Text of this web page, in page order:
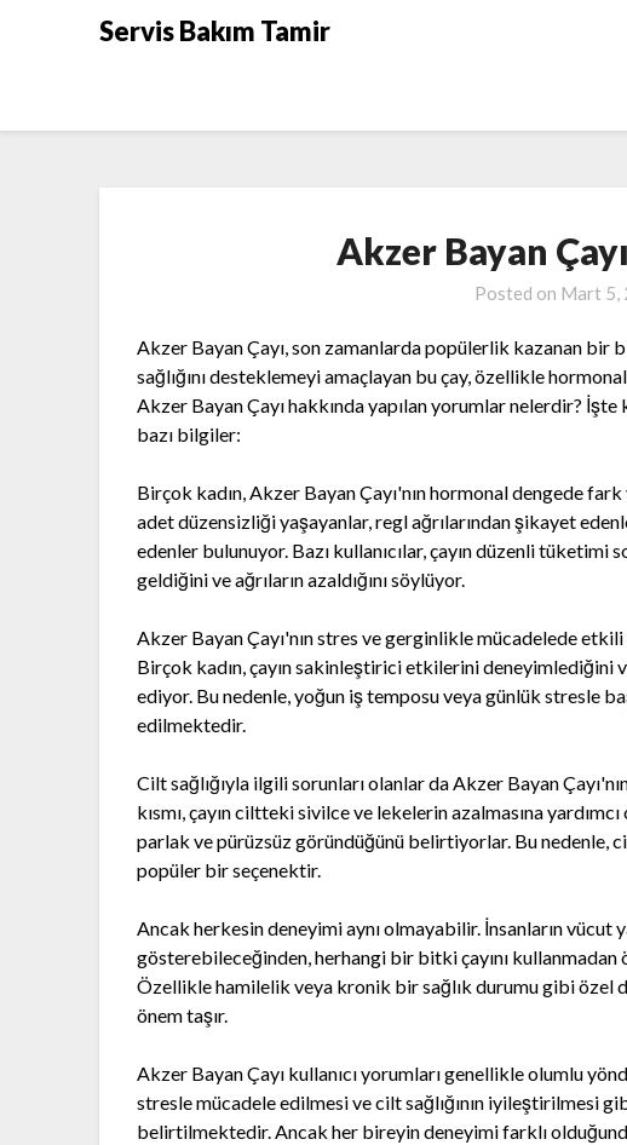
Servis Bakım Tamir
Akzer Bayan
Posted on Mart 5,
Akzer Bayan Çayı, son zamanlarda popülerlik kazanan bir
sağlığını desteklemeyi amaçlayan bu çay, özellikle
Akzer Bayan Çayı hakkında yapılan yorumlar nelerdir?
bazı bilgiler:
Birçok kadın, Akzer Bayan Çayı'nın hormonal dengede
adet düzensizliği yaşayanlar, regl ağrılarından şikayet
edenler bulunuyor. Bazı kullanıcılar, çayın düzenli tüketimi
geldiğini ve ağrıların azaldığını söylüyor.
Akzer Bayan Çayı'nın stres ve gerginlikle mücadelede
Birçok kadın, çayın sakinleştirici etkilerini
ediyor. Bu nedenle, yoğun iş temposu veya günlük stresle
edilmektedir.
Cilt sağlığıyla ilgili sorunları olanlar da Akzer Bayan
kısmı, çayın ciltteki sivilce ve lekelerin azalmasına
parlak ve pürüzsüz göründüğünü belirtiyorlar. Bu nedenle,
popüler bir seçenektir.
Ancak herkesin deneyimi aynı olmayabilir. İnsanların vücut
gösterebileceğinden, herhangi bir bitki çayını kullanmadan
Özellikle hamilelik veya kronik bir sağlık durumu gibi özel
önem taşır.
Akzer Bayan Çayı kullanıcı yorumları genellikle olumlu
stresle mücadele edilmesi ve cilt sağlığının iyileştirilmesi
belirtilmektedir. Ancak her bireyin deneyimi farklı